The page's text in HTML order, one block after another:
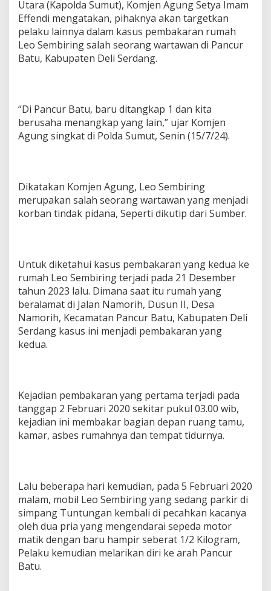
Utara (Kapolda Sumut), Komjen Agung Setya Imam
Effendi mengatakan, pihaknya akan targetkan
pelaku lainnya dalam kasus pembakaran rumah
Leo Sembiring salah seorang wartawan di Pancur
Batu, Kabupaten Deli Serdang.
“Di Pancur Batu, baru ditangkap 1 dan kita
berusaha menangkap yang lain,” ujar Komjen
Agung singkat di Polda Sumut, Senin (15/7/24).
Dikatakan Komjen Agung, Leo Sembiring
merupakan salah seorang wartawan yang menjadi
korban tindak pidana, Seperti dikutip dari Sumber.
Untuk diketahui kasus pembakaran yang kedua ke
rumah Leo Sembiring terjadi pada 21 Desember
tahun 2023 lalu. Dimana saat itu rumah yang
beralamat di Jalan Namorih, Dusun II, Desa
Namorih, Kecamatan Pancur Batu, Kabupaten Deli
Serdang kasus ini menjadi pembakaran yang
kedua.
Kejadian pembakaran yang pertama terjadi pada
tanggap 2 Februari 2020 sekitar pukul 03.00 wib,
kejadian ini membakar bagian depan ruang tamu,
kamar, asbes rumahnya dan tempat tidurnya.
Lalu beberapa hari kemudian, pada 5 Februari 2020
malam, mobil Leo Sembiring yang sedang parkir di
simpang Tuntungan kembali di pecahkan kacanya
oleh dua pria yang mengendarai sepeda motor
matik dengan baru hampir seberat 1/2 Kilogram,
Pelaku kemudian melarikan diri ke arah Pancur
Batu.